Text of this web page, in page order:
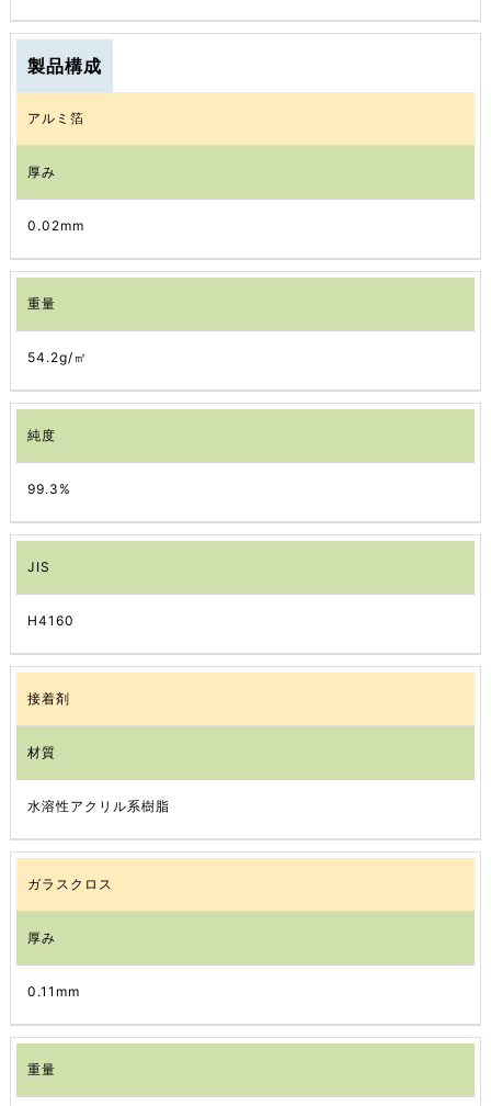
製品構成
アルミ箔
厚み
0.02mm
重量
54.2g/㎡
純度
99.3%
JIS
H4160
接着剤
材質
水溶性アクリル系樹脂
ガラスクロス
厚み
0.11mm
重量